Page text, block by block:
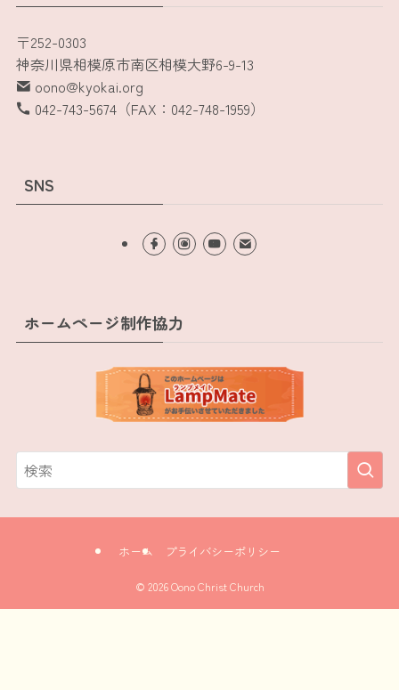
〒252-0303
神奈川県相模原市南区相模大野6-9-13
oono@kyokai.org
042-743-5674（FAX：042-748-1959）
SNS
ホームページ制作協力
ホーム プライバシーポリシー
© 2026 Oono Christ Church